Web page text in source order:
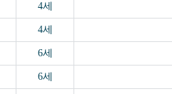
4세
4세
6세
6세